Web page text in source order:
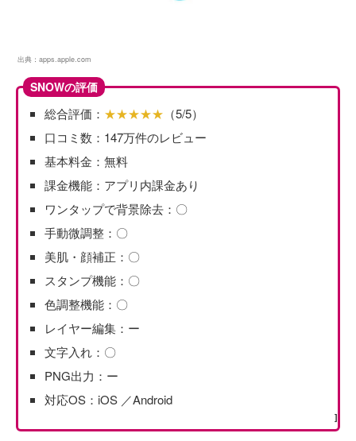
出典： apps.apple.com
SNOWの評価
総合評価： ★★★★★ （5/5）
口コミ数：147万件のレビュー
基本料金：無料
課金機能：アプリ内課金あり
ワンタップで背景除去：〇
手動微調整：〇
美肌・顔補正：〇
スタンプ機能：〇
色調整機能：〇
レイヤー編集：ー
文字入れ：〇
PNG出力：ー
対応OS：iOS ／Android
]